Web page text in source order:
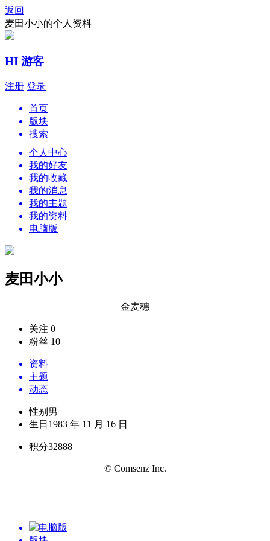
返回
麦田小小的个人资料
HI 游客
注册 登录
首页
版块
搜索
个人中心
我的好友
我的收藏
我的消息
我的主题
我的资料
电脑版
麦田小小
金麦穗
关注 0
粉丝 10
资料
主题
动态
性别 男
生日 1983 年 11 月 16 日
积分32888
© Comsenz Inc.
电脑版